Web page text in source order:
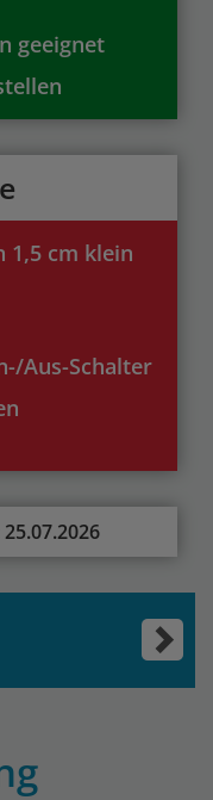
geeignet
1,5 cm klein
Aus-Schalter